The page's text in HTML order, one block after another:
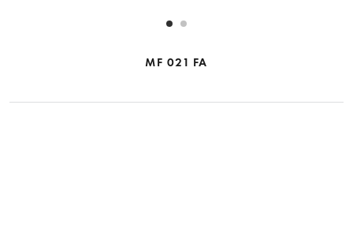
MF 021 FA